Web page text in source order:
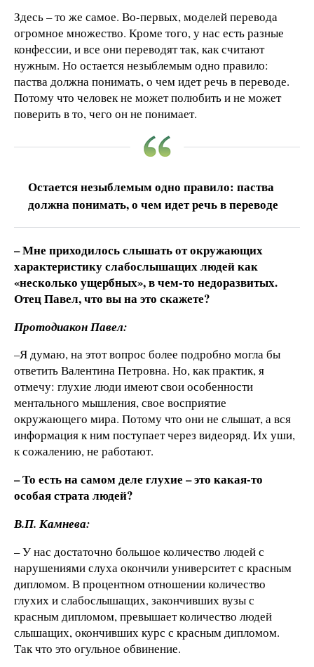
Здесь – то же самое. Во-первых, моделей перевода
огромное множество. Кроме того, у нас есть разные
конфессии, и все они переводят так, как считают
нужным. Но остается незыблемым одно правило:
паства должна понимать, о чем идет речь в переводе.
Потому что человек не может полюбить и не может
поверить в то, чего он не понимает.
Остается незыблемым одно правило: паства
должна понимать, о чем идет речь в переводе
– Мне приходилось слышать от окружающих
характеристику слабослышащих людей как
«несколько ущербных», в чем-то недоразвитых.
Отец Павел, что вы на это скажете?
Протодиакон Павел:
–Я думаю, на этот вопрос более подробно могла бы
ответить Валентина Петровна. Но, как практик, я
отмечу: глухие люди имеют свои особенности
ментального мышления, свое восприятие
окружающего мира. Потому что они не слышат, а вся
информация к ним поступает через видеоряд. Их уши,
к сожалению, не работают.
– То есть на самом деле глухие – это какая-то
особая страта людей?
В.П. Камнева:
– У нас достаточно большое количество людей с
нарушениями слуха окончили университет с красным
дипломом. В процентном отношении количество
глухих и слабослышащих, закончивших вузы с
красным дипломом, превышает количество людей
слышащих, окончивших курс с красным дипломом.
Так что это огульное обвинение.